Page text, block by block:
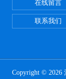
在线留言
联系我们
Copyright © 2026